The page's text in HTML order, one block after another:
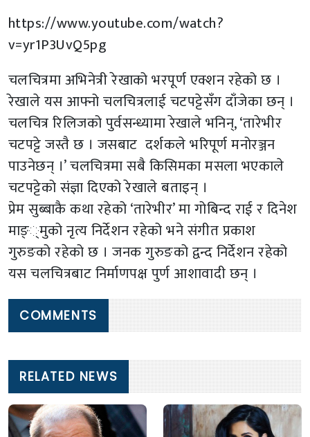
https://www.youtube.com/watch?
v=yr1P3UvQ5pg
चलचित्रमा अभिनेत्री रेखाको भरपूर्ण एक्शन रहेको छ ।
रेखाले यस आफ्नो चलचित्रलाई चटपट्टेसँग दाँजेका छन् ।
चलचित्र रिलिजको पुर्वसन्ध्यामा रेखाले भनिन्, ‘तारेभीर
चटपट्टे जस्तै छ । जसबाट दर्शकले भरिपूर्ण मनोरञ्जन
पाउनेछन् ।’ चलचित्रमा सबै किसिमका मसला भएकाले
चटपट्टेको संज्ञा दिएको रेखाले बताइन् ।
प्रेम सुब्बाकै कथा रहेको ‘तारेभीर’ मा गोबिन्द राई र दिनेश
माङ््मुको नृत्य निर्देशन रहेको भने संगीत प्रकाश
गुरुङको रहेको छ । जनक गुरुङको द्वन्द निर्देशन रहेको
यस चलचित्रबाट निर्माणपक्ष पुर्ण आशावादी छन् ।
COMMENTS
RELATED NEWS